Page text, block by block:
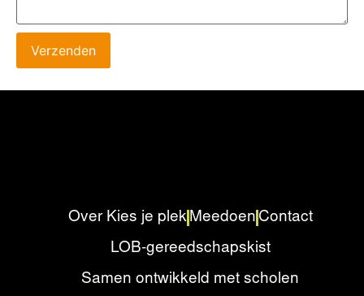
Verzenden
Over Kies je plek Meedoen Contact
LOB-gereedschapskist
Samen ontwikkeld met scholen